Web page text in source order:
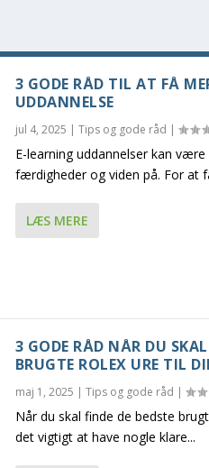
3 GODE RÅD TIL AT FÅ
UDDANNELSE
jul 4, 2025 | Tips og gode råd |
E-learning uddannelser kan
færdigheder og viden på. For at
LÆS MERE
3 GODE RÅD NÅR DU SKAL
BRUGTE ROLEX URE TIL
maj 1, 2025 | Tips og gode råd |
Når du skal finde de bedste
det vigtigt at have nogle klare...